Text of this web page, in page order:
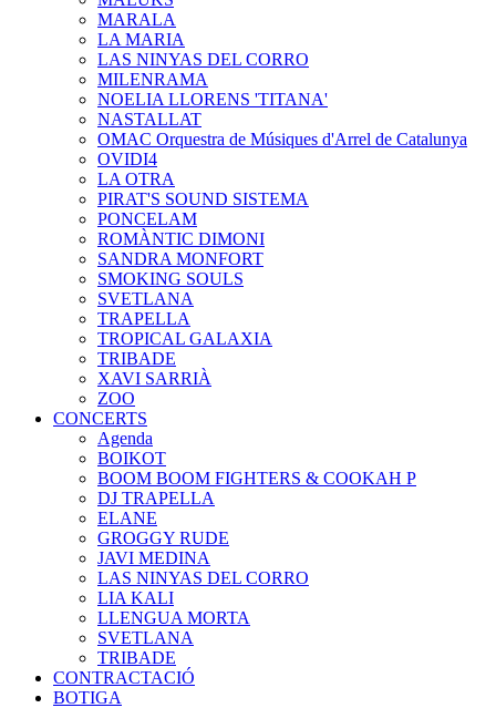
MARALA
LA MARIA
LAS NINYAS DEL CORRO
MILENRAMA
NOELIA LLORENS 'TITANA'
NASTALLAT
OMAC Orquestra de Músiques d'Arrel de Catalunya
OVIDI4
LA OTRA
PIRAT'S SOUND SISTEMA
PONCELAM
ROMÀNTIC DIMONI
SANDRA MONFORT
SMOKING SOULS
SVETLANA
TRAPELLA
TROPICAL GALAXIA
TRIBADE
XAVI SARRIÀ
ZOO
CONCERTS
Agenda
BOIKOT
BOOM BOOM FIGHTERS & COOKAH P
DJ TRAPELLA
ELANE
GROGGY RUDE
JAVI MEDINA
LAS NINYAS DEL CORRO
LIA KALI
LLENGUA MORTA
SVETLANA
TRIBADE
CONTRACTACIÓ
BOTIGA